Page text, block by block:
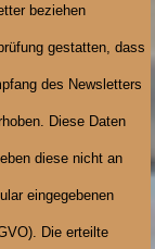
beziehen
gestatten, dass
des Newsletters
Diese Daten
diese nicht an
eingegebenen
Die erteilte